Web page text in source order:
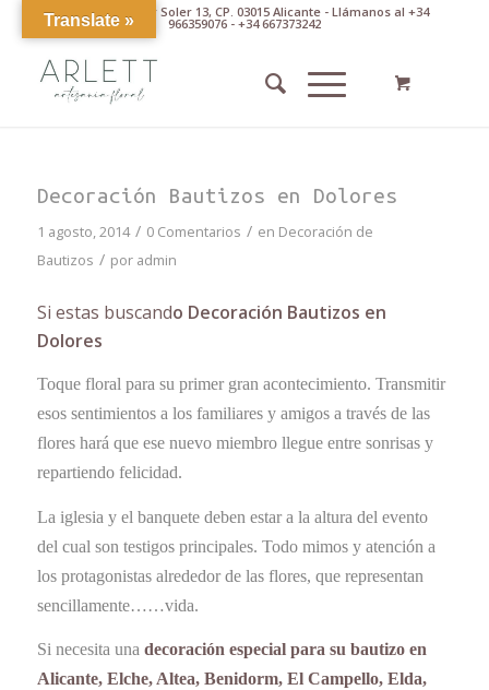
Av. Pintor Xavier Soler 13, CP. 03015 Alicante - Llámanos al +34
966359076 - +34 667373242
Decoración Bautizos en Dolores
1 agosto, 2014 / 0 Comentarios / en Decoración de
Bautizos / por admin
Si estas buscando Decoración Bautizos en
Dolores
Toque floral para su primer gran acontecimiento. Transmitir
esos sentimientos a los familiares y amigos a través de las
flores hará que ese nuevo miembro llegue entre sonrisas y
repartiendo felicidad.
La iglesia y el banquete deben estar a la altura del evento
del cual son testigos principales. Todo mimos y atención a
los protagonistas alrededor de las flores, que representan
sencillamente……vida.
Si necesita una decoración especial para su bautizo en
Alicante, Elche, Altea, Benidorm, El Campello, Elda,
Translate »